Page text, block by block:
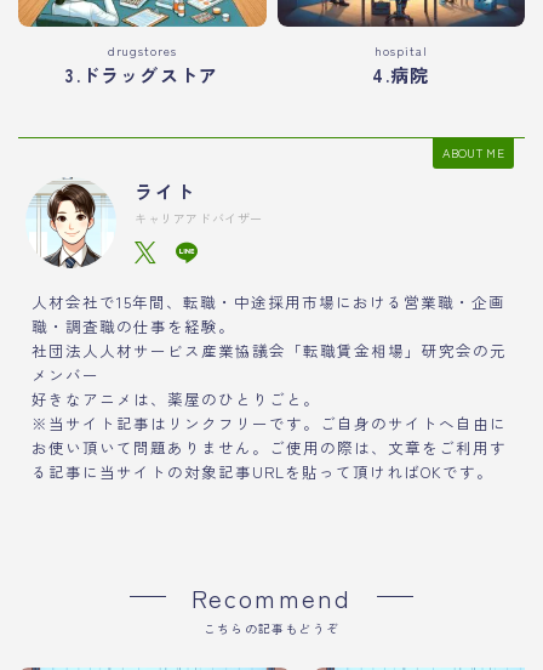
drugstores
3.ドラッグストア
hospital
4.病院
ABOUT ME
ライト
キャリアアドバイザー
人材会社で15年間、転職・中途採用市場における営業職・企画
職・調査職の仕事を経験。
社団法人人材サービス産業協議会「転職賃金相場」研究会の元
メンバー
好きなアニメは、薬屋のひとりごと。
※当サイト記事はリンクフリーです。ご自身のサイトへ自由に
お使い頂いて問題ありません。ご使用の際は、文章をご利用す
る記事に当サイトの対象記事URLを貼って頂ければOKです。
Recommend
こちらの記事もどうぞ